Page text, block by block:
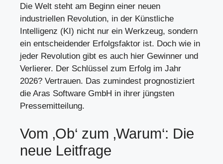
Die Welt steht am Beginn einer neuen
industriellen Revolution, in der Künstliche
Intelligenz (KI) nicht nur ein Werkzeug, sondern
ein entscheidender Erfolgsfaktor ist. Doch wie in
jeder Revolution gibt es auch hier Gewinner und
Verlierer. Der Schlüssel zum Erfolg im Jahr
2026? Vertrauen. Das zumindest prognostiziert
die Aras Software GmbH in ihrer jüngsten
Pressemitteilung.
Vom ‚Ob‘ zum ‚Warum‘: Die
neue Leitfrage